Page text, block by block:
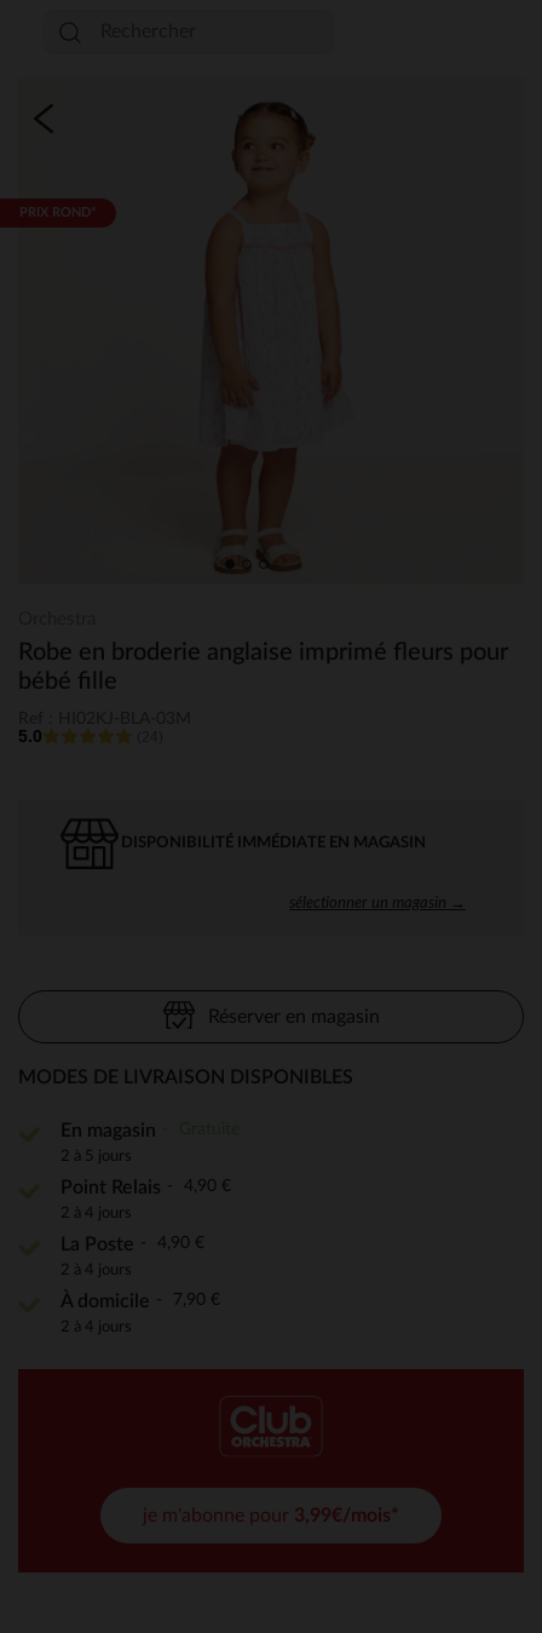
PRIX ROND*
Robe en broderie anglaise imprimé fleurs pour
bébé fille
5.0
DISPONIBILITÉ IMMÉDIATE EN MAGASIN
sélectionner un magasin →
Réserver en magasin
MODES DE LIVRAISON DISPONIBLES
En magasin
2 à 5 jours
Point Relais 4,90 €
2 à 4 jours
La Poste 4,90 €
2 à 4 jours
À domicile 7,90 €
2 à 4 jours
je m'abonne pour 3,99€/mois*